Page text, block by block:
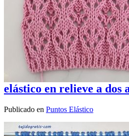
elástico en relieve a dos
Publicado en Puntos Elástico